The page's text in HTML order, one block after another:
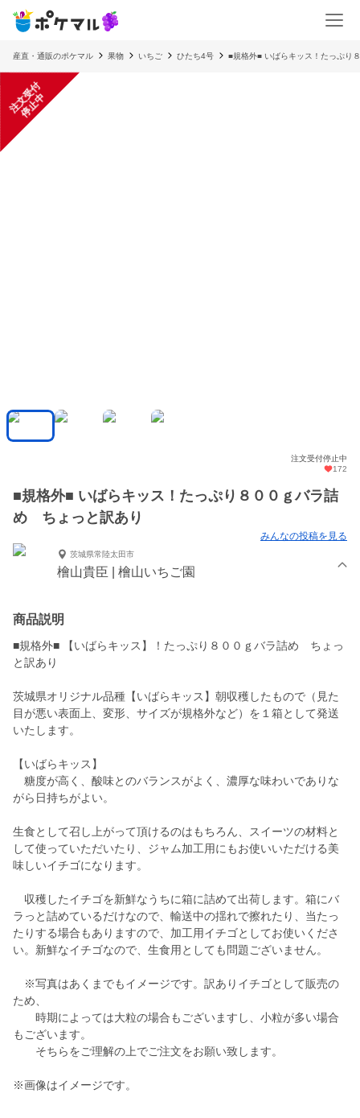
産直・通販のポケマル 果物 いちご ひたち4号 ■規格外■ いばらキッス！たっぷり
注
文
受
付
停
止
中
注文受付停止中
172
■規格外■ いばらキッス！たっぷり８００ｇバラ詰
め ちょっと訳あり
みんなの投稿を見る
茨城県常陸太田市
檜山貴臣 | 檜山いちご園
商品説明
■規格外■ 【いばらキッス】！たっぷり８００ｇバラ詰め ちょっ
と訳あり
茨城県オリジナル品種【いばらキッス】朝収穫したもので（見た
目が悪い表面上、変形、サイズが規格外など）を１箱として発送
いたします。
【いばらキッス】
糖度が高く、酸味とのバランスがよく、濃厚な味わいでありな
がら日持ちがよい。
生食として召し上がって頂けるのはもちろん、スイーツの材料と
して使っていただいたり、ジャム加工用にもお使いいただける美
味しいイチゴになります。
収穫したイチゴを新鮮なうちに箱に詰めて出荷します。箱にバ
ラっと詰めているだけなので、輸送中の揺れで擦れたり、当たっ
たりする場合もありますので、加工用イチゴとしてお使いくださ
い。新鮮なイチゴなので、生食用としても問題ございません。
※写真はあくまでもイメージです。訳ありイチゴとして販売の
ため、
時期によっては大粒の場合もございますし、小粒が多い場合
もございます。
そちらをご理解の上でご注文をお願い致します。
※画像はイメージです。